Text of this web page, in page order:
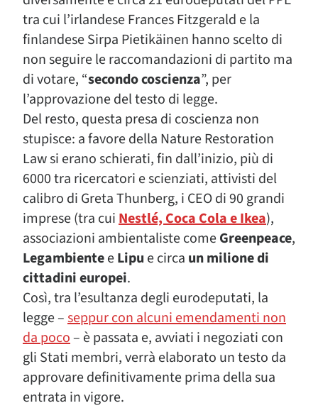
tra cui l’irlandese Frances Fitzgerald e la
finlandese Sirpa Pietikäinen hanno scelto di
non seguire le raccomandazioni di partito ma
di votare, “secondo coscienza”, per
l’approvazione del testo di legge.
Del resto, questa presa di coscienza non
stupisce: a favore della Nature Restoration
Law si erano schierati, fin dall’inizio, più di
6000 tra ricercatori e scienziati, attivisti del
calibro di Greta Thunberg, i CEO di 90 grandi
imprese (tra cuiNestlé, Coca Cola e Ikea),
associazioni ambientaliste comeGreenpeace,
LegambienteeLipu e circa un milione di
cittadini europei.
Così, tra l’esultanza degli eurodeputati, la
legge –seppur con alcuni emendamenti non
da poco– è passata e, avviati i negoziati con
gli Stati membri, verrà elaborato un testo da
approvare definitivamente prima della sua
entrata in vigore.